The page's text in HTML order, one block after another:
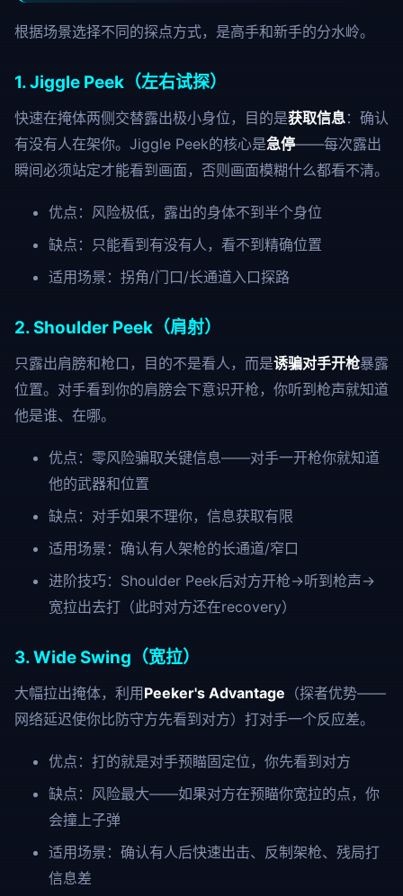
根据场景选择不同的探点方式，是高手和新手的分水岭。
1. Jiggle Peek（左右试探）
快速在掩体两侧交替露出极小身位，目的是获取信息：确认
有没有人在架你。Jiggle Peek的核心是急停——每次露出
瞬间必须站定才能看到画面，否则画面模糊什么都看不清。
优点：风险极低，露出的身体不到半个身位
缺点：只能看到有没有人，看不到精确位置
适用场景：拐角/门口/长通道入口探路
2. Shoulder Peek（肩射）
只露出肩膀和枪口，目的不是看人，而是诱骗对手开枪暴露
位置。对手看到你的肩膀会下意识开枪，你听到枪声就知道
他是谁、在哪。
优点：零风险骗取关键信息——对手一开枪你就知道
他的武器和位置
缺点：对手如果不理你，信息获取有限
适用场景：确认有人架枪的长通道/窄口
进阶技巧：Shoulder Peek后对方开枪→听到枪声→
宽拉出去打（此时对方还在recovery）
3. Wide Swing（宽拉）
大幅拉出掩体，利用 Peeker's Advantage （探者优势——
网络延迟使你比防守方先看到对方）打对手一个反应差。
优点：打的就是对手预瞄固定位，你先看到对方
缺点：风险最大——如果对方在预瞄你宽拉的点，你
会撞上子弹
适用场景：确认有人后快速出击、反制架枪、残局打
信息差